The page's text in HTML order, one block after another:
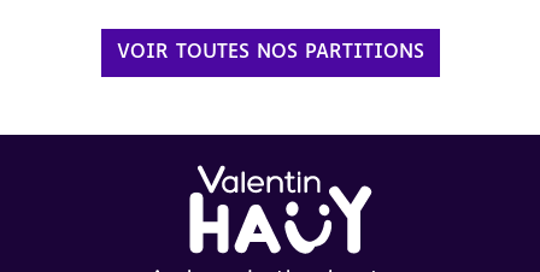
VOIR TOUTES NOS PARTITIONS